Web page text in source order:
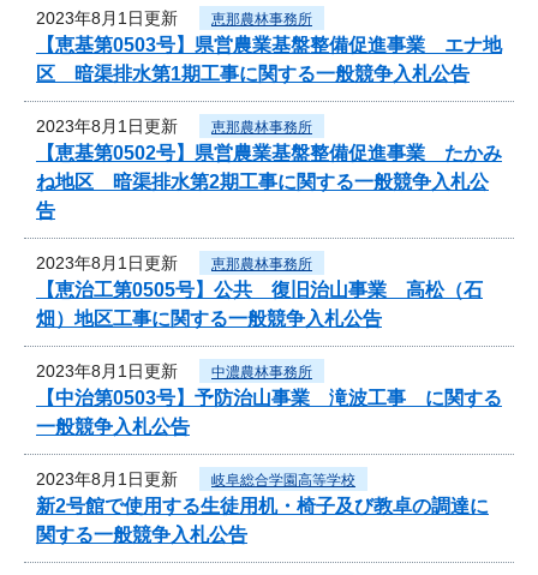
2023年8月1日更新 恵那農林事務所
【恵基第0503号】県営農業基盤整備促進事業 エナ地
区 暗渠排水第1期工事に関する一般競争入札公告
2023年8月1日更新 恵那農林事務所
【恵基第0502号】県営農業基盤整備促進事業 たかみ
ね地区 暗渠排水第2期工事に関する一般競争入札公
告
2023年8月1日更新 恵那農林事務所
【恵治工第0505号】公共 復旧治山事業 高松（石
畑）地区工事に関する一般競争入札公告
2023年8月1日更新 中濃農林事務所
【中治第0503号】予防治山事業 滝波工事 に関する
一般競争入札公告
2023年8月1日更新 岐阜総合学園高等学校
新2号館で使用する生徒用机・椅子及び教卓の調達に
関する一般競争入札公告